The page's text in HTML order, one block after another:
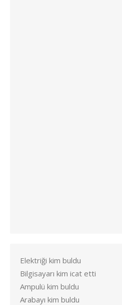
Elektriği kim buldu
Bilgisayarı kim icat etti
Ampulü kim buldu
Arabayı kim buldu